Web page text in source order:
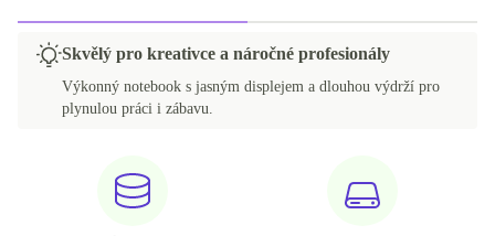
Skvělý pro kreativce a náročné profesionály
Výkonný notebook s jasným displejem a dlouhou výdrží pro
plynulou práci i zábavu.